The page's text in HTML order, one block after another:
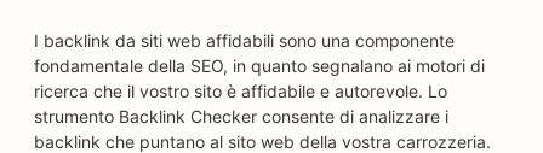
I backlink da siti web affidabili sono una componente
fondamentale della SEO, in quanto segnalano ai motori di
ricerca che il vostro sito è affidabile e autorevole. Lo
strumento Backlink Checker consente di analizzare i
backlink che puntano al sito web della vostra carrozzeria.